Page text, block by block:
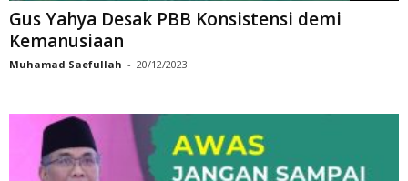
Gus Yahya Desak PBB Konsistensi demi
Kemanusiaan
Muhamad Saefullah - 20/12/2023